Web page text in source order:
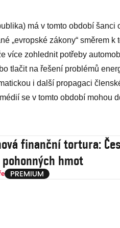
má v tomto období šanci
„evropské zákony“ směrem k
více zohlednit potřeby
tlačit na řešení problémů
i další propagaci
se v tomto období mohou
finanční tortura:
hmot